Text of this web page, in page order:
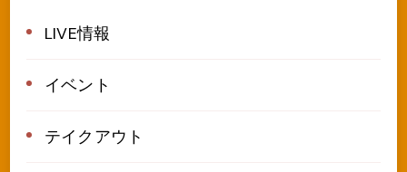
LIVE情報
イベント
テイクアウト